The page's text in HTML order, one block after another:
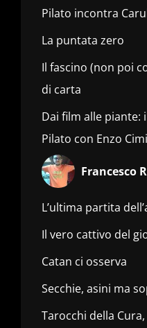
Pilato incontra
La puntata zero
Il fascino (non poi
di carta
Dai film alle piante:
Pilato con Enzo
Francesco
L’ultima partita
Il vero cattivo del
Catan ci osserva
Secchie, asini ma
Tarocchi della